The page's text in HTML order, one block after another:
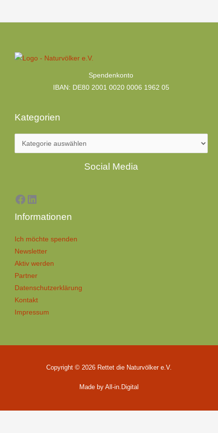
Spendenkonto
IBAN: DE80 2001 0020 0006 1962 05
Kategorien
Social Media
Facebook
LinkedIn
Informationen
Ich möchte spenden
Newsletter
Aktiv werden
Partner
Datenschutzerklärung
Kontakt
Impressum
Copyright © 2026 Rettet die Naturvölker e.V.
Made by All-in.Digital